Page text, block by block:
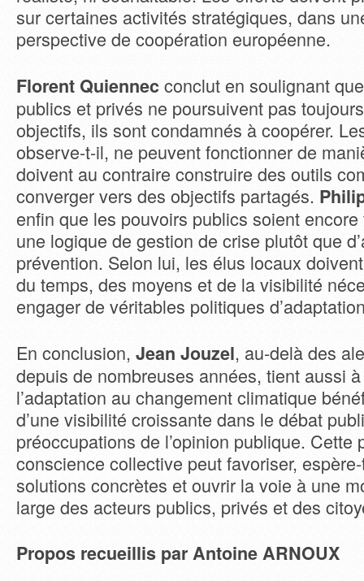
sur certaines activités stratégiques, dans
perspective de coopération européenne.
Florent Quiennecconclut en soulignant
publics et privés ne poursuivent pas
objectifs, ils sont condamnés à coopérer.
observe-t-il, ne peuvent fonctionner de
doivent au contraire construire des outils
converger vers des objectifs partagés.
enfin que les pouvoirs publics soient
une logique de gestion de crise plutôt que
prévention. Selon lui, les élus locaux
du temps, des moyens et de la visibilité
engager de véritables politiques
En conclusion, Jean Jouzel, au-delà des
depuis de nombreuses années, tient aussi
l’adaptation au changement climatique
d’une visibilité croissante dans le débat
préoccupations de l’opinion publique. Cette
conscience collective peut favoriser,
solutions concrètes et ouvrir la voie à une
large des acteurs publics, privés et des
Propos recueillis par Antoine ARNOUX